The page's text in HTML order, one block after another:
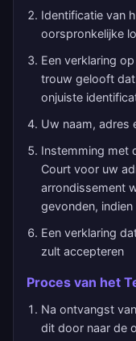
Identificatie van
oorspronkelijke
Een verklaring
trouw gelooft
onjuiste
Uw naam, adres
Instemming met
Court voor uw
arrondissement
gevonden, indien
Een verklaring
zult accepteren
Proces van het
Na ontvangst
dit door naar de